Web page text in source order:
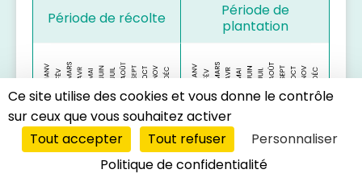
Période de récolte
Période de
plantation
Ce site utilise des cookies et vous donne le contrôle
sur ceux que vous souhaitez activer
Tout accepter
Tout refuser
Personnaliser
Politique de confidentialité